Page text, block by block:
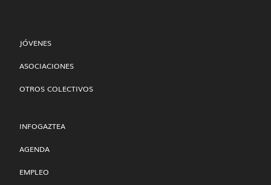
JÓVENES
ASOCIACIONES
OTROS COLECTIVOS
INFOGAZTEA
AGENDA
EMPLEO